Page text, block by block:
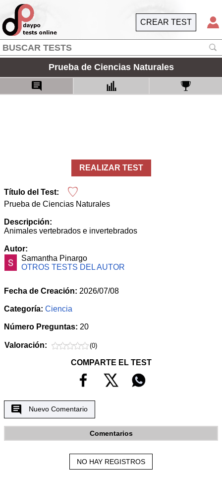
CREAR TEST
Prueba de Ciencias Naturales
REALIZAR TEST
Título del Test:
Prueba de Ciencias Naturales
Descripción:
Animales vertebrados e invertebrados
Autor:
Samantha Pinargo
OTROS TESTS DEL AUTOR
Fecha de Creación: 2026/07/08
Categoría: Ciencia
Número Preguntas: 20
Valoración: (0)
COMPARTE EL TEST
Nuevo Comentario
Comentarios
NO HAY REGISTROS